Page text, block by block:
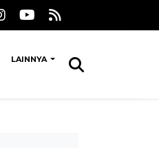
LAINNYA